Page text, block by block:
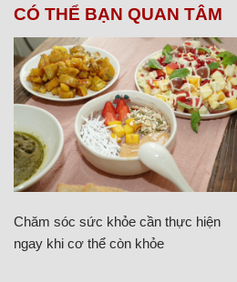
CÓ THỂ BẠN QUAN TÂM
Chăm sóc sức khỏe cần thực hiện
ngay khi cơ thể còn khỏe